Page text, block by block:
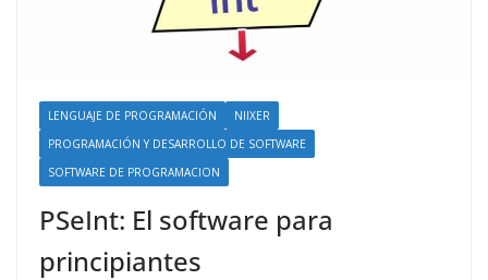
LENGUAJE DE PROGRAMACIÓN
NIIXER
PROGRAMACIÓN Y DESARROLLO DE SOFTWARE
SOFTWARE DE PROGRAMACION
PSeInt: El software para
principiantes